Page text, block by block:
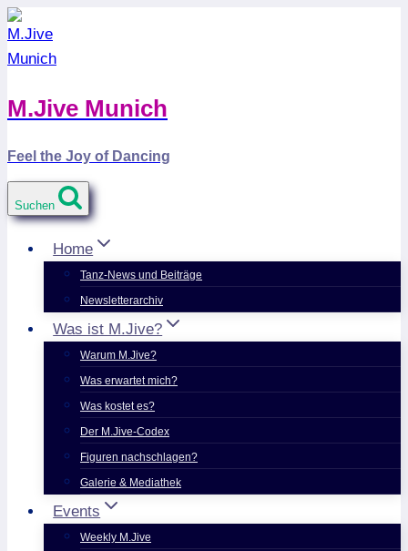
Zum
Inhalt
springen
M.Jive Munich
Feel the Joy of Dancing
Suchen
Home
Tanz-News und Beiträge
Newsletterarchiv
Was ist M.Jive?
Warum M.Jive?
Was erwartet mich?
Was kostet es?
Der M.Jive-Codex
Figuren nachschlagen?
Galerie & Mediathek
Events
Weekly M.Jive